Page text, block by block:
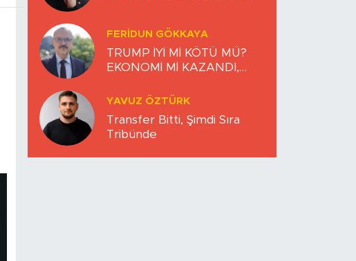
FERIDUN GÖKKAYA
TRUMP İYİ Mİ KÖTÜ MÜ?
EKONOMİ Mİ KAZANDI,
YAVUZ ÖZTÜRK
Transfer Bitti, Şimdi Sıra
Tribünde